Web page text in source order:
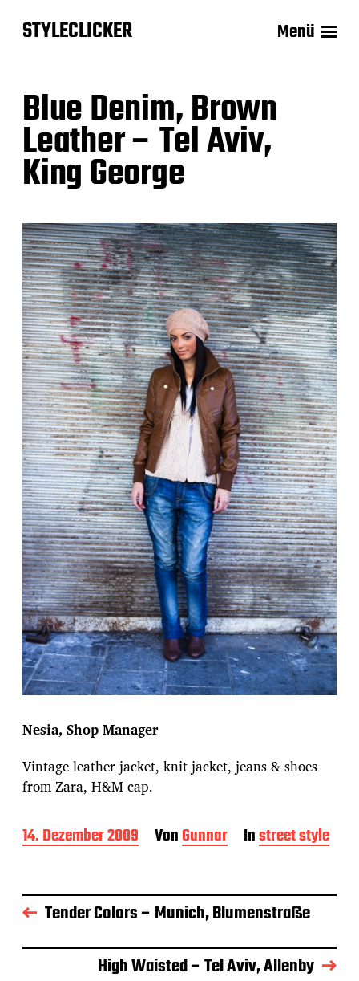
STYLECLICKER Menü
Blue Denim, Brown
Leather – Tel Aviv,
King George
Nesia, Shop Manager
Vintage leather jacket, knit jacket, jeans & shoes
from Zara, H&M cap.
B
e
r
a
s
14. Dezember 2009 VonGunnar Instreet style
Tender Colors – Munich, Blumenstraße
High Waisted – Tel Aviv, Allenby